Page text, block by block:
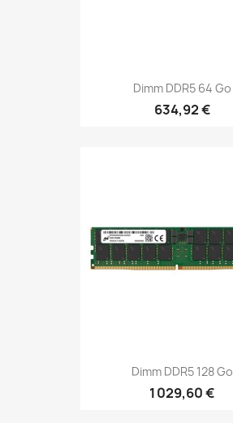
Dimm DDR5 64 Go
634,92 €
Dimm DDR5 128 Go
1 029,60 €